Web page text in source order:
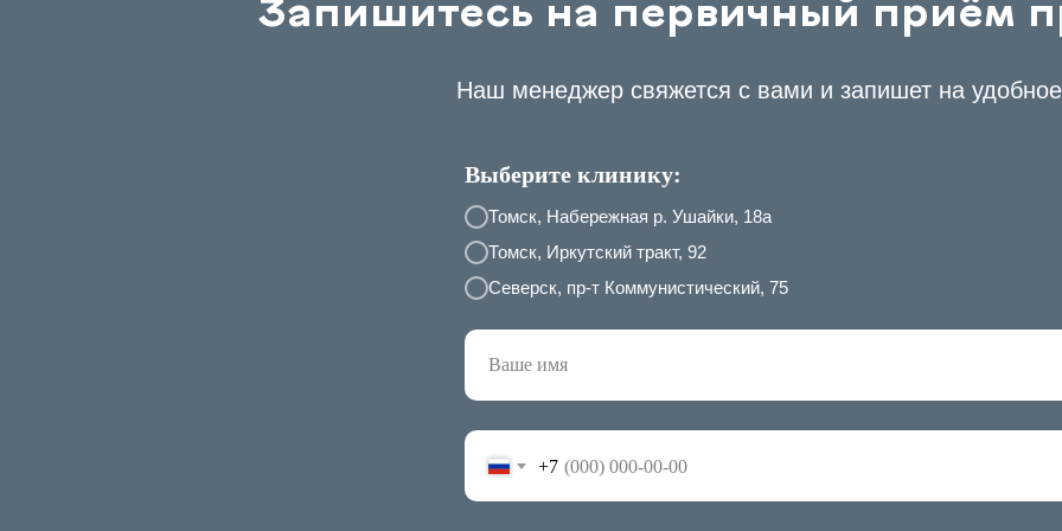
Запишитесь на первичный приём
Наш менеджер свяжется с вами и запишет на
Выберите клинику:
Томск, Набережная р. Ушайки, 18а
Томск, Иркутский тракт, 92
Северск, пр-т Коммунистический, 75
+7